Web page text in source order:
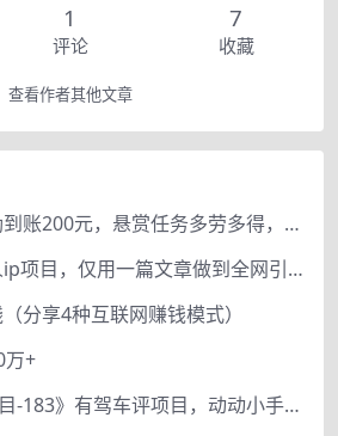
1
评论
7
收藏
查看作者其他文章
赏帮赚悬赏奖励到账200元，悬赏任务多劳多得，人人可做。
网创公众号个人ip项目，仅用一篇文章做到全网引流！
分享4种互联网赚钱模式）
万+
《188个赚钱项目-183》有驾车评项目，动动小手，复制粘贴赚44元！